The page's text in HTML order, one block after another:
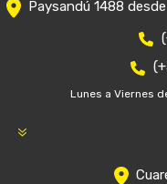
Paysandú 1488
Lunes a Viernes